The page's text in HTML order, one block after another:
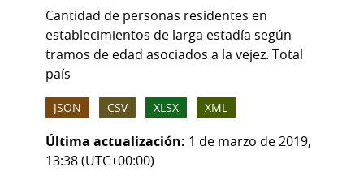
Cantidad de personas residentes en
establecimientos de larga estadía según
tramos de edad asociados a la vejez. Total
país
JSON CSV XLSX XML
Última actualización: 1 de marzo de 2019,
13:38 (UTC+00:00)